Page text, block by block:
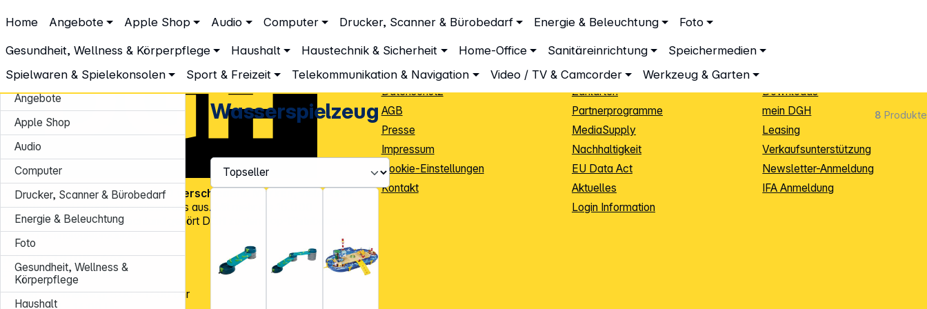
Home Angebote Apple Shop Audio Computer Drucker, Scanner & Bürobedarf Energie & Beleuchtung Foto
Gesundheit, Wellness & Körperpflege Haushalt Haustechnik & Sicherheit Home-Office Sanitäreinrichtung
Speichermedien
Spielwaren & Spielekonsolen
Sport & Freizeit Telekommunikation & Navigation Video / TV & Camcorder Werkzeug & Garten
Spielwaren & Spielekonsolen Spielwaren Outdoor & Sport Wasserspielzeug
Wasserspielzeug
Angebote
Apple Shop
Audio
Computer
Drucker, Scanner & Bürobedarf
Energie & Beleuchtung
Foto
Gesundheit, Wellness &
Körperpflege
Haushalt
Wasserspielzeug 8 Produkte
Über45.000 Artikelund über600 verschiedene Marken
, viele Jahre
Know-how und Erfahrung zeichnen uns aus. Mit mehr als
Kundenadressenin Deutschland gehört DGH zu den Top-Distributoren
für CE-Technologieprodukte!
Tel.: 0931 9708 - 444
E-Mail:info@dgh.de
Montag – Donnerstag: 8:00 – 17:00 Uhr
Unsere Leistungen
Beratung
Datenschutz
AGB
Presse
Impressum
Cookie-Einstellungen
Kontakt
Dropshipping
Info Guide
Zahlarten
Partnerprogramme
MediaSupply
Nachhaltigkeit
EU Data Act
Aktuelles
Login Information
Sendungsverfolgung
Downloads
mein DGH
Leasing
Verkaufsunterstützung
Newsletter-Anmeldung
IFA Anmeldung